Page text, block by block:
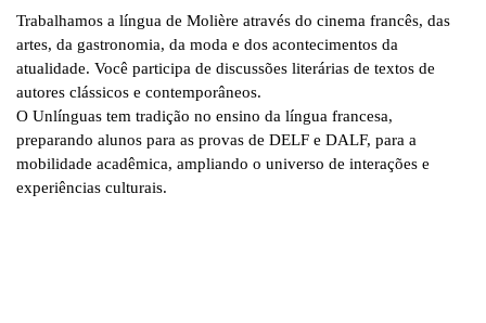
Trabalhamos a língua de Molière através do cinema francês, das
artes, da gastronomia, da moda e dos acontecimentos da
atualidade. Você participa de discussões literárias de textos de
autores clássicos e contemporâneos.
O Unlínguas tem tradição no ensino da língua francesa,
preparando alunos para as provas de DELF e DALF, para a
mobilidade acadêmica, ampliando o universo de interações e
experiências culturais.